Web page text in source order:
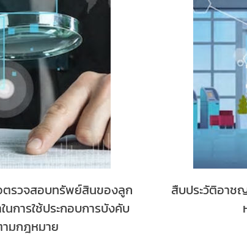
รวจสอบทรัพย์สินของลูก
การใช้ประกอบการบังคับ
มกฎหมาย
สืบประวัติอาช